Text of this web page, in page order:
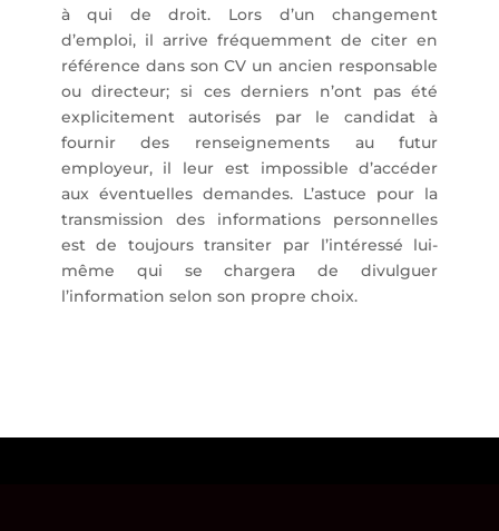
à qui de droit. Lors d’un changement
d’emploi, il arrive fréquemment de citer en
référence dans son CV un ancien responsable
ou directeur; si ces derniers n’ont pas été
explicitement autorisés par le candidat à
fournir des renseignements au futur
employeur, il leur est impossible d’accéder
aux éventuelles demandes. L’astuce pour la
transmission des informations personnelles
est de toujours transiter par l’intéressé lui-
même qui se chargera de divulguer
l’information selon son propre choix.